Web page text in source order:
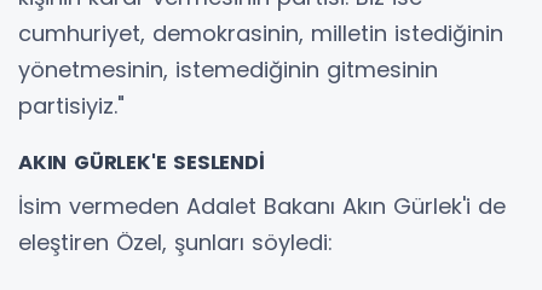
cumhuriyet, demokrasinin, milletin istediğinin
yönetmesinin, istemediğinin gitmesinin
partisiyiz."
AKIN GÜRLEK'E SESLENDİ
İsim vermeden Adalet Bakanı Akın Gürlek'i de
eleştiren Özel, şunları söyledi: